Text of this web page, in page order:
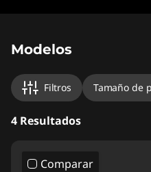
Modelos
Filtros Tamaño de
4 Resultados
Comparar